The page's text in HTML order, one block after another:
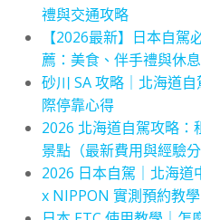
禮與交通攻略
【2026最新】日本自
薦：美食、伴手禮與休
砂川 SA 攻略｜北海道
際停靠心得
2026 北海道自駕攻略：
景點（最新費用與經驗分
2026 日本自駕｜北海道
x NIPPON 實測預約教